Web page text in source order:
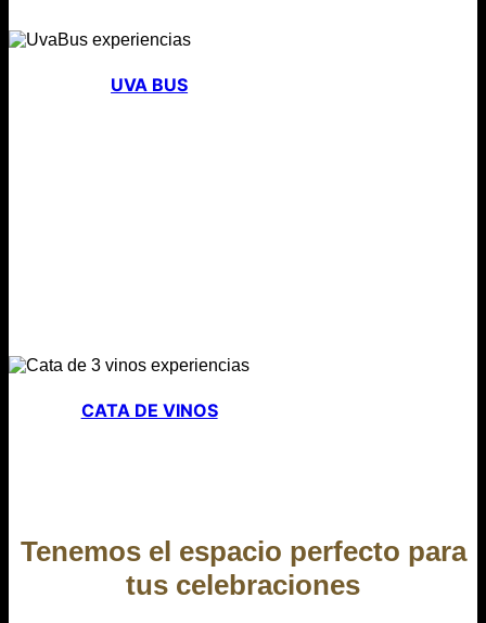
UVA BUS
CATA DE VINOS
Tenemos el espacio perfecto para
tus celebraciones